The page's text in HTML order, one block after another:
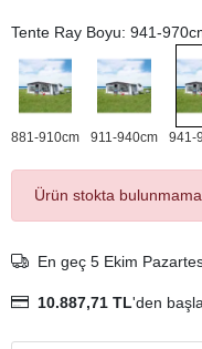
Tente Ray Boyu: 941-
881-910cm 911-940cm 941-
Ürün stokta
En geç 5 Ekim
10.887,71 TL'den